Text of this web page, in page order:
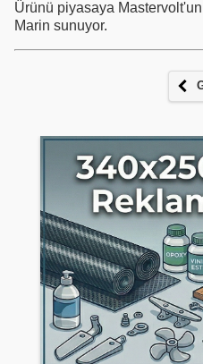
Ürünü piyasaya
Marin sunuyor.